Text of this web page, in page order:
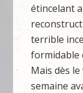
étincelant
terrible
formidable
Mais dès
semaine